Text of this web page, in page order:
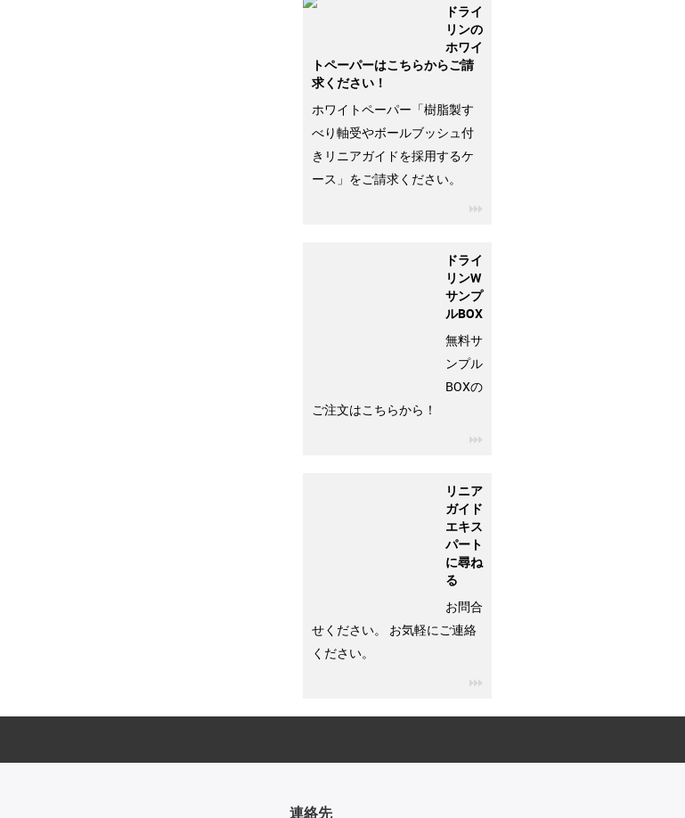
ドライ
リンの
ホワイ
トペーパーはこちらからご請
求ください！
ホワイトペーパー「樹脂製す
べり軸受やボールブッシュ付
きリニアガイドを採用するケ
ース」をご請求ください。
ドライ
リンW
サンプ
ルBOX
無料サ
ンプル
BOXの
ご注文はこちらから！
リニア
ガイド
エキス
パート
に尋ね
る
お問合
せください。 お気軽にご連絡
ください。
連絡先